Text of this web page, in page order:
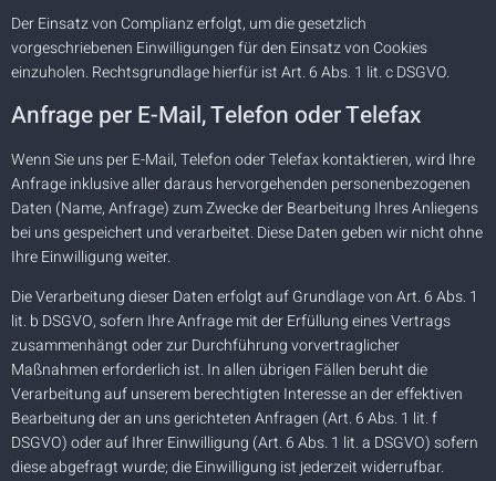
Der Einsatz von Complianz erfolgt, um die gesetzlich
vorgeschriebenen Einwilligungen für den Einsatz von Cookies
einzuholen. Rechtsgrundlage hierfür ist Art. 6 Abs. 1 lit. c DSGVO.
Anfrage per E-Mail, Telefon oder Telefax
Wenn Sie uns per E-Mail, Telefon oder Telefax kontaktieren, wird Ihre
Anfrage inklusive aller daraus hervorgehenden personenbezogenen
Daten (Name, Anfrage) zum Zwecke der Bearbeitung Ihres Anliegens
bei uns gespeichert und verarbeitet. Diese Daten geben wir nicht ohne
Ihre Einwilligung weiter.
Die Verarbeitung dieser Daten erfolgt auf Grundlage von Art. 6 Abs. 1
lit. b DSGVO, sofern Ihre Anfrage mit der Erfüllung eines Vertrags
zusammenhängt oder zur Durchführung vorvertraglicher
Maßnahmen erforderlich ist. In allen übrigen Fällen beruht die
Verarbeitung auf unserem berechtigten Interesse an der effektiven
Bearbeitung der an uns gerichteten Anfragen (Art. 6 Abs. 1 lit. f
DSGVO) oder auf Ihrer Einwilligung (Art. 6 Abs. 1 lit. a DSGVO) sofern
diese abgefragt wurde; die Einwilligung ist jederzeit widerrufbar.